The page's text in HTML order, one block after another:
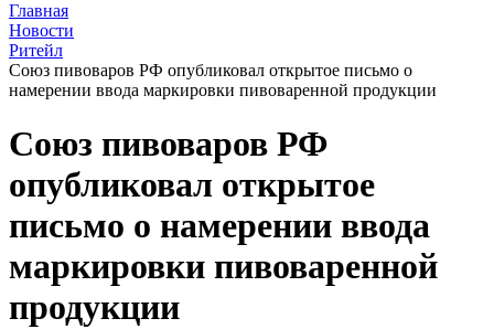
Главная
Новости
Ритейл
Союз пивоваров РФ опубликовал открытое письмо о
намерении ввода маркировки пивоваренной продукции
Союз пивоваров РФ
опубликовал открытое
письмо о намерении ввода
маркировки пивоваренной
продукции